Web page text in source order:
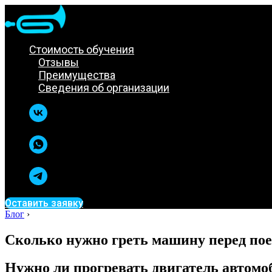
Стоимость обучения
Отзывы
Преимущества
Сведения об организации
Оставить заявку
Блог ›
Сколько нужно греть машину перед
Нужно ли прогревать двигатель